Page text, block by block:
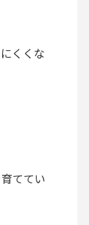
くくな
ててい